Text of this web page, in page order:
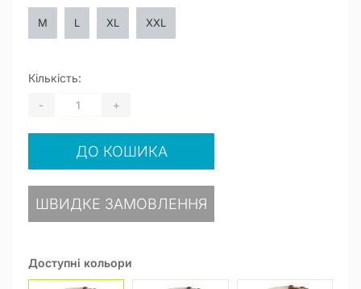
Доступні кольори
M L XL XXL
Кількість:
- +
ДО КОШИКА
ШВИДКЕ ЗАМОВЛЕННЯ